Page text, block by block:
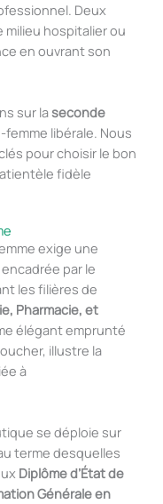
Deux
milieu hospitalier ou
en ouvrant son
sur laseconde
femme libérale. Nous
pour choisir le bon
fidèle
exige une
par le
les filières de
Pharmacie, et
élégant emprunté
illustre la
à
se déploie sur
terme desquelles
Diplôme d’État de
Générale en